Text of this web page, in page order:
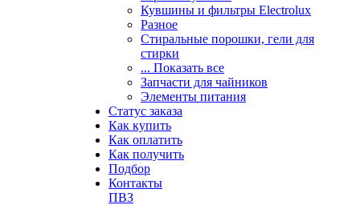
Кувшины и фильтры Electrolux
Разное
Стиральные порошки, гели для
стирки
... Показать все
Запчасти для чайников
Элементы питания
Статус заказа
Как купить
Как оплатить
Как получить
Подбор
Контакты
ПВЗ